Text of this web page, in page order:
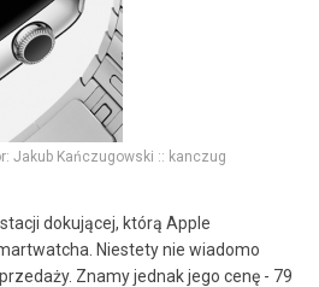
Jakub Kańczugowski :: kanczug
dokującej, którą Apple
Niestety nie wiadomo
Znamy jednak jego cenę - 79